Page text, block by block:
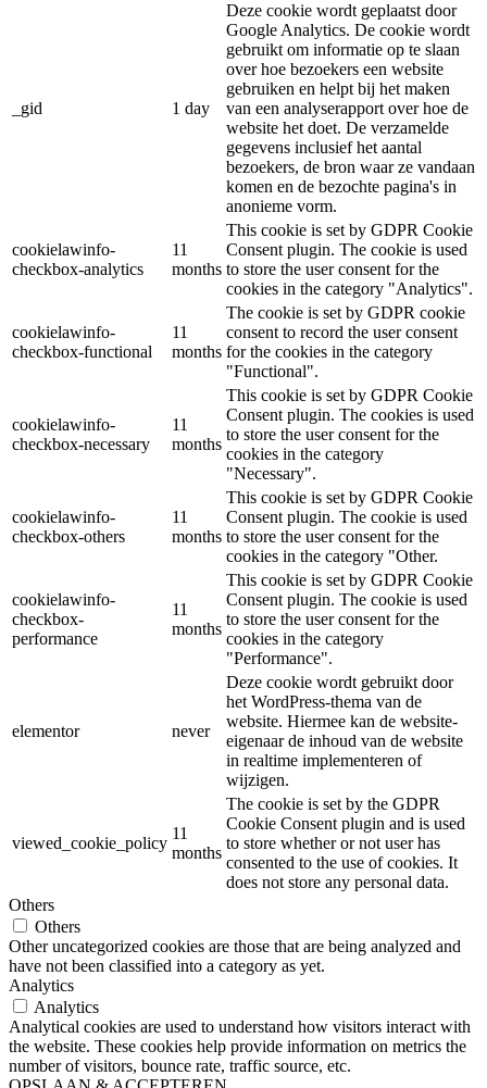
_gid 1 day
Deze cookie wordt geplaatst door
Google Analytics. De cookie wordt
gebruikt om informatie op te slaan
over hoe bezoekers een website
gebruiken en helpt bij het maken
van een analyserapport over hoe de
website het doet. De verzamelde
gegevens inclusief het aantal
bezoekers, de bron waar ze vandaan
komen en de bezochte pagina's in
anonieme vorm.
cookielawinfo-
checkbox-analytics
11
months
This cookie is set by GDPR Cookie
Consent plugin. The cookie is used
to store the user consent for the
cookies in the category "Analytics".
cookielawinfo-
checkbox-functional
11
months
The cookie is set by GDPR cookie
consent to record the user consent
for the cookies in the category
"Functional".
cookielawinfo-
checkbox-necessary
11
months
This cookie is set by GDPR Cookie
Consent plugin. The cookies is used
to store the user consent for the
cookies in the category
"Necessary".
cookielawinfo-
checkbox-others
11
months
This cookie is set by GDPR Cookie
Consent plugin. The cookie is used
to store the user consent for the
cookies in the category "Other.
cookielawinfo-
checkbox-
performance
11
months
This cookie is set by GDPR Cookie
Consent plugin. The cookie is used
to store the user consent for the
cookies in the category
"Performance".
elementor never
Deze cookie wordt gebruikt door
het WordPress-thema van de
website. Hiermee kan de website-
eigenaar de inhoud van de website
in realtime implementeren of
wijzigen.
viewed_cookie_policy
11
months
The cookie is set by the GDPR
Cookie Consent plugin and is used
to store whether or not user has
consented to the use of cookies. It
does not store any personal data.
Others
Others
Other uncategorized cookies are those that are being analyzed and
have not been classified into a category as yet.
Analytics
Analytics
Analytical cookies are used to understand how visitors interact with
the website. These cookies help provide information on metrics the
number of visitors, bounce rate, traffic source, etc.